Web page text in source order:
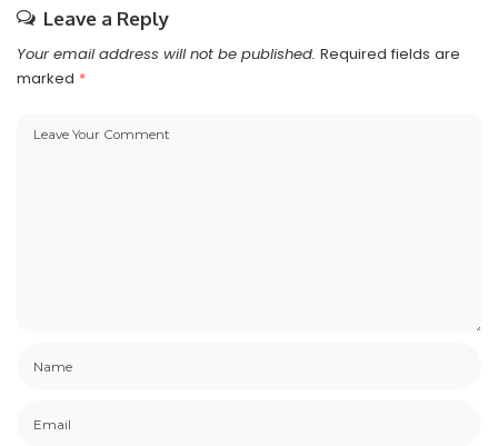
Leave a Reply
Your email address will not be published. Required fields are
marked *